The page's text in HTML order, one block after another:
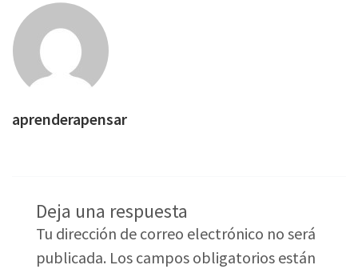
aprenderapensar
Deja una respuesta
Tu dirección de correo electrónico no será
publicada. Los campos obligatorios están